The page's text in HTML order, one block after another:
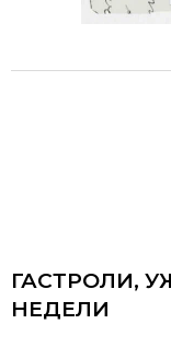
ГАСТРОЛИ,
НЕДЕЛИ